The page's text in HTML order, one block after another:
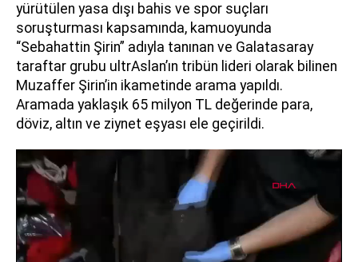
yürütülen yasa dışı bahis ve spor suçları
soruşturması kapsamında, kamuoyunda
“Sebahattin Şirin” adıyla tanınan ve Galatasaray
taraftar grubu ultrAslan’ın tribün lideri olarak bilinen
Muzaffer Şirin’in ikametinde arama yapıldı.
Aramada yaklaşık 65 milyon TL değerinde para,
döviz, altın ve ziynet eşyası ele geçirildi.